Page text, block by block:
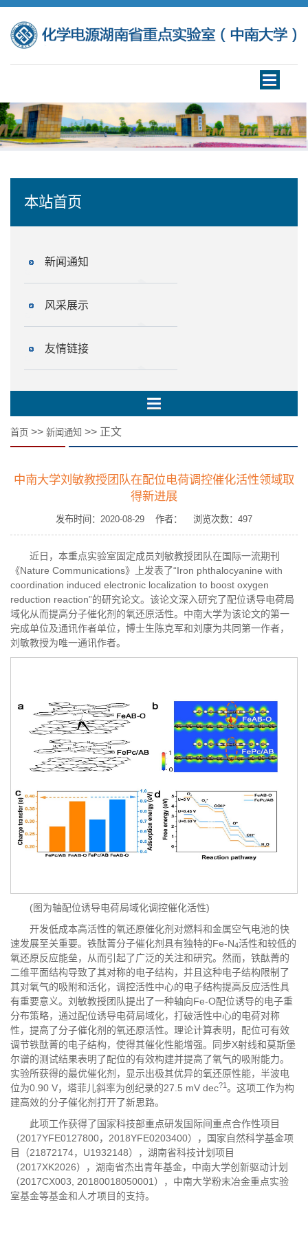
Toggle
navigation
本站首页
新闻通知
风采展示
友情链接
首页 >> 新闻通知 >> 正文
中南大学刘敏教授团队在配位电荷调控催化活性领域取
得新进展
发布时间：2020-08-29 作者： 浏览次数： 497
近日，本重点实验室固定成员刘敏教授团队在国际一流期刊
《Nature Communications》上发表了“Iron phthalocyanine with
coordination induced electronic localization to boost oxygen
reduction reaction”的研究论文。该论文深入研究了配位诱导电荷局
域化从而提高分子催化剂的氧还原活性。中南大学为该论文的第一
完成单位及通讯作者单位，博士生陈克军和刘康为共同第一作者，
刘敏教授为唯一通讯作者。
(图为轴配位诱导电荷局域化调控催化活性)
开发低成本高活性的氧还原催化剂对燃料和金属空气电池的快
速发展至关重要。铁酞菁分子催化剂具有独特的Fe-N4活性和较低的
氧还原反应能垒，从而引起了广泛的关注和研究。然而，铁酞菁的
二维平面结构导致了其对称的电子结构，并且这种电子结构限制了
其对氧气的吸附和活化，调控活性中心的电子结构提高反应活性具
有重要意义。刘敏教授团队提出了一种轴向Fe-O配位诱导的电子重
分布策略，通过配位诱导电荷局域化，打破活性中心的电荷对称
性，提高了分子催化剂的氧还原活性。理论计算表明，配位可有效
调节铁酞菁的电子结构，使得其催化性能增强。同步X射线和莫斯堡
尔谱的测试结果表明了配位的有效构建并提高了氧气的吸附能力。
实验所获得的最优催化剂，显示出极其优异的氧还原性能，半波电
位为0.90 V，塔菲儿斜率为创纪录的27.5 mV dec?1。这项工作为构
建高效的分子催化剂打开了新思路。
此项工作获得了国家科技部重点研发国际间重点合作性项目
（2017YFE0127800，2018YFE0203400），国家自然科学基金项
目（21872174，U1932148），湖南省科技计划项目
（2017XK2026），湖南省杰出青年基金，中南大学创新驱动计划
（2017CX003, 20180018050001），中南大学粉末冶金重点实验
室基金等基金和人才项目的支持。